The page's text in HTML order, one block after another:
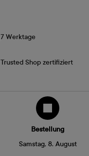
7 Werktage
Trusted Shop zertifiziert
Bestellung
Samstag, 8. August